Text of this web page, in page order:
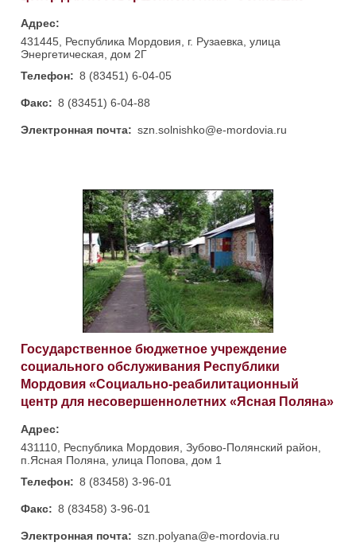
Адрес:
431445, Республика Мордовия, г. Рузаевка, улица
Энергетическая, дом 2Г
Телефон: 8 (83451) 6-04-05
Факс: 8 (83451) 6-04-88
Электронная почта: szn.solnishko@e-mordovia.ru
Государственное бюджетное учреждение
социального обслуживания Республики
Мордовия «Социально-реабилитационный
центр для несовершеннолетних «Ясная Поляна»
Адрес:
431110, Республика Мордовия, Зубово-Полянский район,
п.Ясная Поляна, улица Попова, дом 1
Телефон: 8 (83458) 3-96-01
Факс: 8 (83458) 3-96-01
Электронная почта: szn.polyana@e-mordovia.ru